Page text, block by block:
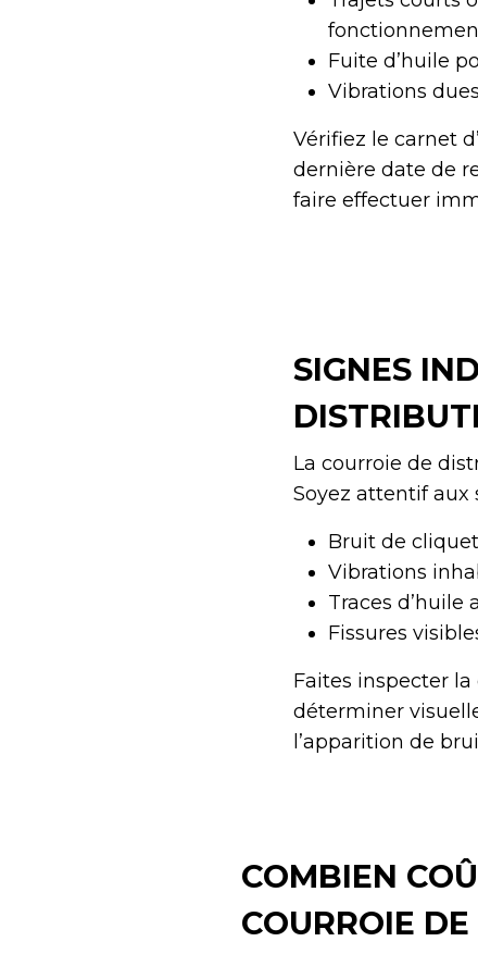
Fuite d’huile
Vibrations
Vérifiez le carnet
dernière date de
faire effectuer
SIGNES
La courroie de
Soyez attentif aux
Bruit de
Vibrations
Traces
Fissures
Faites inspecter
déterminer
l’apparition de
COMBIEN
COURROIE